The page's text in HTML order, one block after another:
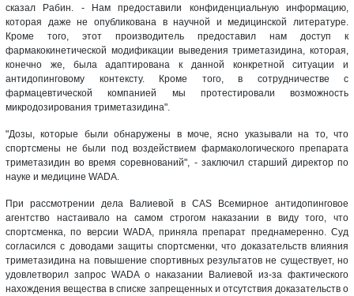
сказал Рабин. - Нам предоставили конфиденциальную информацию,
которая даже не опубликована в научной и медицинской литературе.
Кроме того, этот производитель предоставил нам доступ к
фармакокинетической модификации выведения триметазидина, которая,
конечно же, была адаптирована к данной конкретной ситуации и
антидопинговому контексту. Кроме того, в сотрудничестве с
фармацевтической компанией мы протестировали возможность
микродозирования триметазидина".
"Дозы, которые были обнаружены в моче, ясно указывали на то, что
спортсмены не были под воздействием фармакологического препарата
триметазидин во время соревнований", - заключил старший директор по
науке и медицине WADA.
При рассмотрении дела Валиевой в CAS Всемирное антидопинговое
агентство настаивало на самом строгом наказании в виду того, что
спортсменка, по версии WADA, приняла препарат преднамеренно. Суд
согласился с доводами защиты спортсменки, что доказательств влияния
триметазидина на повышение спортивных результатов не существует, но
удовлетворил запрос WADA о наказании Валиевой из-за фактического
нахождения вещества в списке запрещенных и отсутствия доказательств о